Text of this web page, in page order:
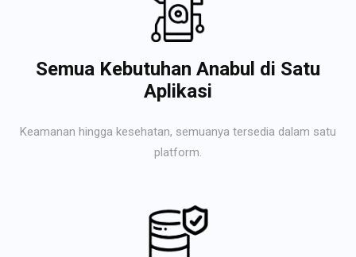
Semua Kebutuhan Anabul di Satu
Aplikasi
Keamanan hingga kesehatan, semuanya tersedia dalam satu
platform.